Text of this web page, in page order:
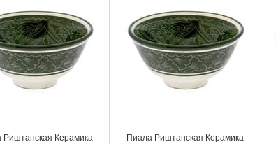
Риштанская Керамика
Пиала Риштанская Керамика